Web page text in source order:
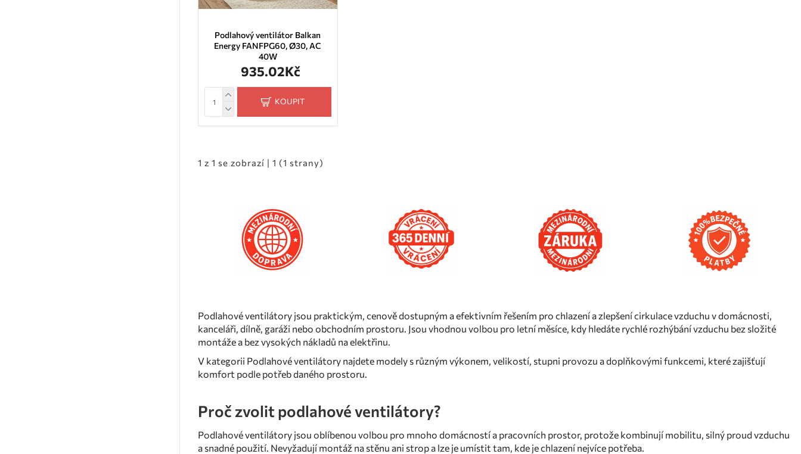
Podlahový ventilátor Balkan
Energy FANFPG60, Ø30, AC
40W
935.02Kč
KOUPIT
1 z 1 se zobrazí | 1 (1 strany)
Podlahové ventilátory jsou praktickým, cenově dostupným a efektivním řešením pro chlazení a zlepšení cirkulace vzduchu v domácnosti,
kanceláři, dílně, garáži nebo obchodním prostoru. Jsou vhodnou volbou pro letní měsíce, kdy hledáte rychlé rozhýbání vzduchu bez složité
montáže a bez vysokých nákladů na elektřinu.
V kategorii Podlahové ventilátory najdete modely s různým výkonem, velikostí, stupni provozu a doplňkovými funkcemi, které zajišťují
komfort podle potřeb daného prostoru.
Proč zvolit podlahové ventilátory?
Podlahové ventilátory jsou oblíbenou volbou pro mnoho domácností a pracovních prostor, protože kombinují mobilitu, silný proud vzduchu
a snadné použití. Nevyžadují montáž na stěnu ani strop a lze je umístit tam, kde je chlazení nejvíce potřeba.